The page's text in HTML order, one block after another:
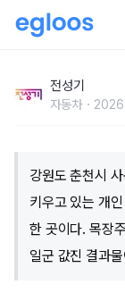
까?
전성기
자동차
강원도 춘천시
키우고 있는 개
한 곳이다. 목장
일군 값진 결과